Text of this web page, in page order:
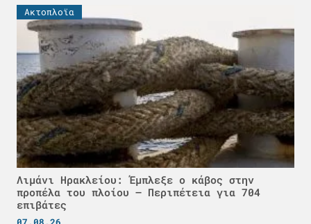
Ακτοπλοϊα
Λιμάνι Ηρακλείου: Έμπλεξε ο κάβος στην
προπέλα του πλοίου – Περιπέτεια για 704
επιβάτες